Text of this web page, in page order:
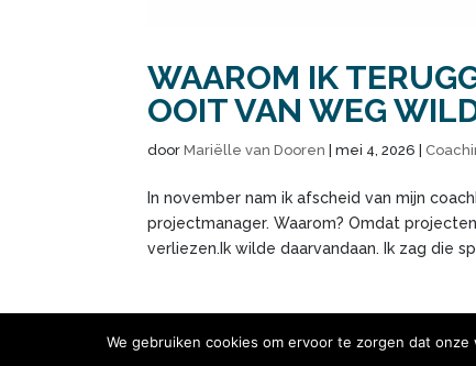
WAAROM IK
OOIT VAN WEG
doorMariëlle van Dooren |mei 4, 2026
In november nam ik afscheid van mijn
projectmanager. Waarom? Omdat
verliezen.Ik wilde daarvandaan. Ik zag die
We gebruiken cookies om ervoor te zorgen dat